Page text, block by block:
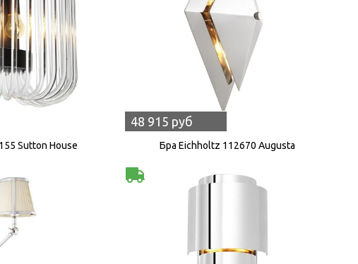
Sutton House
48 915 руб
Бра Eichholtz 112670 Augusta